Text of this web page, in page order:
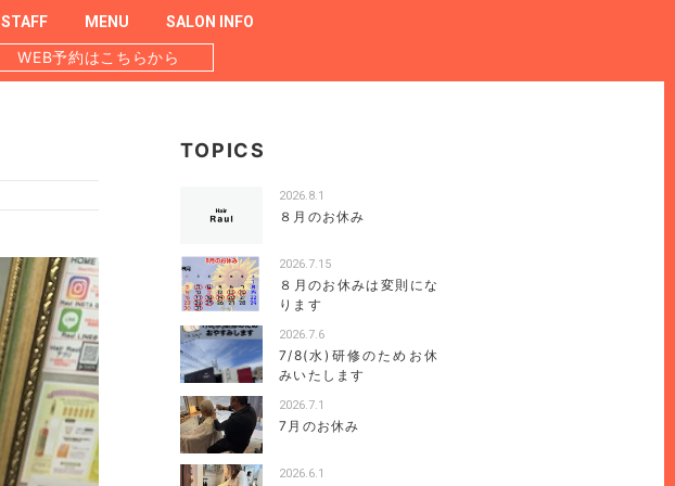
STAFF MENU SALON INFO
WEB予約はこちらから
TOPICS
2026.8.1
８月のお休み
2026.7.15
８月のお休みは変則にな
ります
2026.7.6
7/8(水)研修のためお休
みいたします
2026.7.1
7月のお休み
2026.6.1